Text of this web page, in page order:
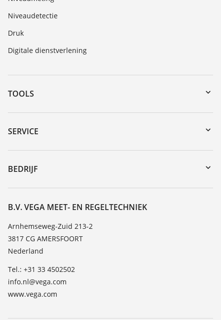
Niveaudetectie
Druk
Digitale dienstverlening
TOOLS
myVEGA
Downloads
DTM Collection/PACTware
SERVICE
Reparatieformulier instrument
Seminars
Bestendigheidslijst
TeamViewer
BEDRIJF
Vacature
Over VEGA
Contact
Nieuws
Blog
B.V. VEGA MEET- EN REGELTECHNIEK
Arnhemseweg-Zuid 213-2
3817 CG AMERSFOORT
Nederland
Tel.: +31 33 4502502
info.nl@vega.com
www.vega.com